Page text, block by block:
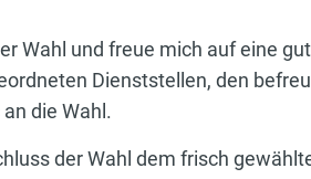
Wahl und freue mich auf eine
Dienststellen, den
die Wahl.
der Wahl dem frisch